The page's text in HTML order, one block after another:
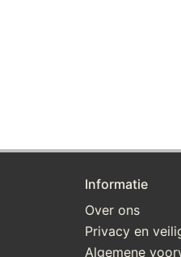
Informatie
Over ons
Privacy en
Algemene